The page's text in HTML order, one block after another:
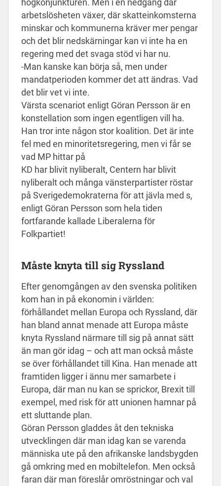
arbetslösheten växer, där skatteinkomsterna
minskar och kommunerna kräver mer pengar
och det blir nedskärningar kan vi inte ha en
regering med det svaga stöd vi har nu.
-Man kanske kan börja så, men under
mandatperioden kommer det att ändras. Vad
det blir vet vi inte.
Värsta scenariot enligt Göran Persson är en
konstellation som ingen egentligen vill ha.
Han tror inte någon stor koalition. Det är inte
fel med en minoritetsregering, men vi får se
vad MP hittar på
KD har blivit nyliberalt, Centern har blivit
nyliberalt och många vänsterpartister röstar
på Sverigedemokraterna för att jävla med s,
enligt Göran Persson som hela tiden
fortfarande kallade Liberalerna för
Folkpartiet!
Måste knyta till sig Ryssland
Efter genomgången av den svenska politiken
kom han in på ekonomin i världen:
förhållandet mellan Europa och Ryssland, där
han bland annat menade att Europa måste
knyta Ryssland närmare till sig på annat sätt
än man gör idag – och att man också måste
se över förhållandet till Kina. Han menade att
framtiden ligger i ännu mer samarbete i
Europa, där man nu kan se sprickor, Brexit till
exempel, med risk för att unionen hamnar på
ett sluttande plan.
Göran Persson gladdes åt den tekniska
utvecklingen där man idag kan se varenda
människa ute på den afrikanske landsbygden
gå omkring med en mobiltelefon. Men också
faran där man föreslår omröstningar och val